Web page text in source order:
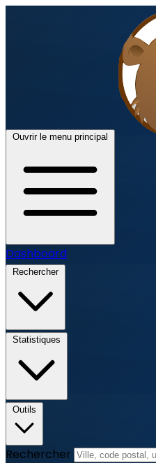
Ouvrir le menu principal
Dashboard
Rechercher
Statistiques
Outils
Rechercher